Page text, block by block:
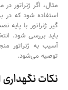
مثال، اگر ژنراتور
استفاده شود که در
گیر ژنراتور با
باید بررسی شود.
آسیب به ژنراتور
توصیه می‌شود.
نکات نگهداری